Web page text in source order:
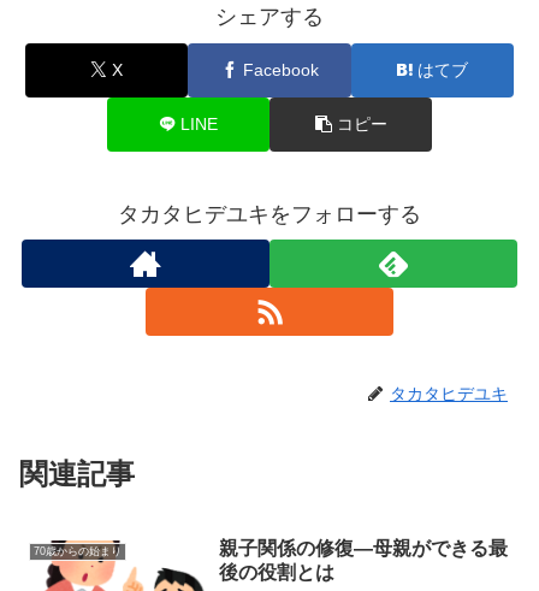
シェアする
X Facebook はてブ
LINE コピー
タカタヒデユキをフォローする
タカタヒデユキ
関連記事
70歳からの始まり
親子関係の修復―母親ができる最
後の役割とは